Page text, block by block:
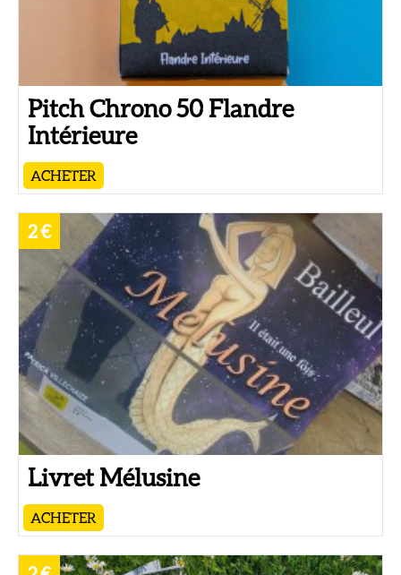
Pitch Chrono 50 Flandre
Intérieure
ACHETER
Livret Mélusine
ACHETER
2 €